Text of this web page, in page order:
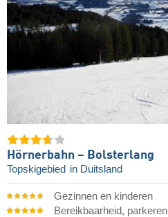
Hörnerbahn – Bolsterlang
Topskigebied in Duitsland
Gezinnen en kinderen
Bereikbaarheid, parkeren